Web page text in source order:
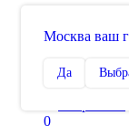
Москва ваш
Да
Сравнение
0